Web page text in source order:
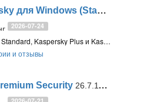
Kaspersky для Windows (Standard, Plus, Premium)
2026-07-24
Kaspersky Standard, Kaspersky Plus и Kaspersky Premium – новая линейка Антивируса Касперского для Windows. Включает защиту от сетевых и интернет-угроз, а также инструменты защиты конфиденциальности и оптимизации системы
и отзывы
Security 26.7.11086 Final